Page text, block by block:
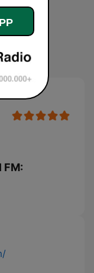
FM: